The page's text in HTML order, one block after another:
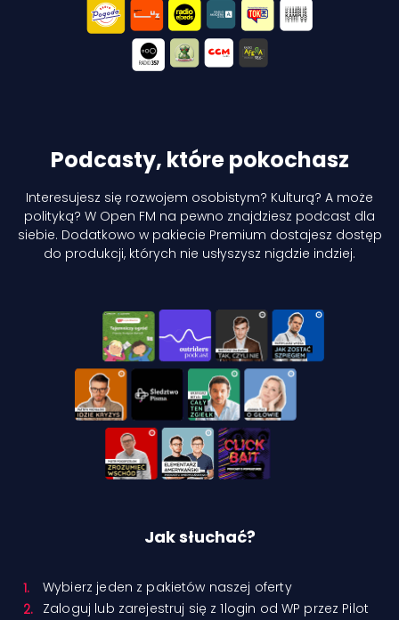
Podcasty, które pokochasz
Interesujesz się rozwojem osobistym? Kulturą? A może
polityką? W Open FM na pewno znajdziesz podcast dla
siebie. Dodatkowo w pakiecie Premium dostajesz dostęp
do produkcji, których nie usłyszysz nigdzie indziej.
Jak słuchać?
Wybierz jeden z pakietów naszej oferty
Zaloguj lub zarejestruj się z 1login od WP przez Pilot